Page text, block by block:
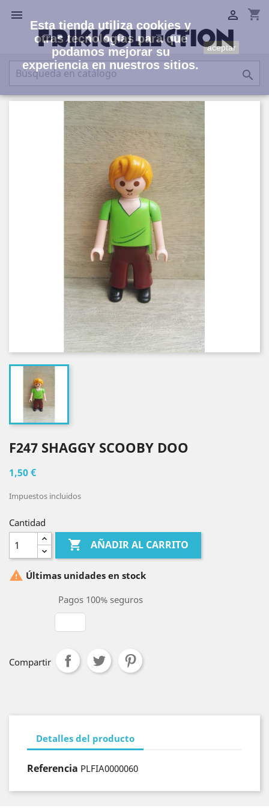
 shopping_cart


F247 SHAGGY SCOOBY DOO
1,50 €
Impuestos incluidos
Cantidad
 AÑADIR AL CARRITO
 Últimas unidades en stock
Pagos 100% seguros
Compartir
Detalles del producto
Referencia PLFIA0000060
Esta tienda utiliza cookies y
otras tecnologías para que
podamos mejorar su
experiencia en nuestros sitios.
aceptar